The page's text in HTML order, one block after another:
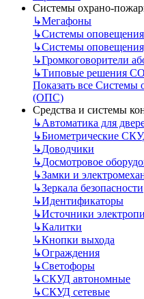
Системы охрано-
↳Мегафоны
↳Системы
↳Системы
↳Громкоговорители
↳Типовые решения
Показать все Системы
(ОПС)
Средства и системы
↳Автоматика для
↳Биометрические
↳Доводчики
↳Досмотровое
↳Замки и
↳Зеркала безопасности
↳Идентификаторы
↳Источники
↳Калитки
↳Кнопки выхода
↳Ограждения
↳Светофоры
↳СКУД автономные
↳СКУД сетевые